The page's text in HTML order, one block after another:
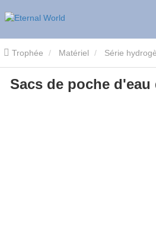
Trophée Matériel Série
hydrogène Sacs de poche d'eau
Sacs de poche